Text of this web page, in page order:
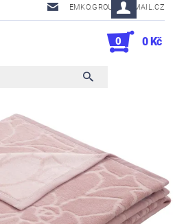
EMKO.GROUSL@EMAIL.CZ
0 0 Kč